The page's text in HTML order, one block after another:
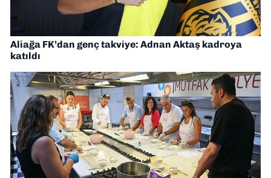
Aliağa FK’dan genç takviye: Adnan Aktaş kadroya
katıldı